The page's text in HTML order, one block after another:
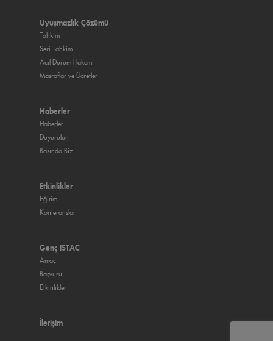
Uyuşmazlık Çözümü
Tahkim
Seri Tahkim
Acil Durum Hakemi
Masraflar ve Ücretler
Haberler
Haberler
Duyurular
Basında Biz
Etkinlikler
Eğitim
Konferanslar
Genç ISTAC
Amaç
Başvuru
Etkinlikler
İletişim